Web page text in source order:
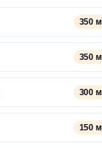
350 м
350 м
300 м
150 м